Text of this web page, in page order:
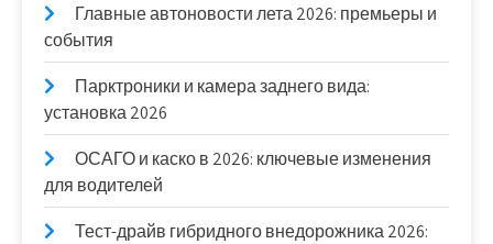
Главные автоновости лета 2026: премьеры и
события
Парктроники и камера заднего вида:
установка 2026
ОСАГО и каско в 2026: ключевые изменения
для водителей
Тест-драйв гибридного внедорожника 2026: